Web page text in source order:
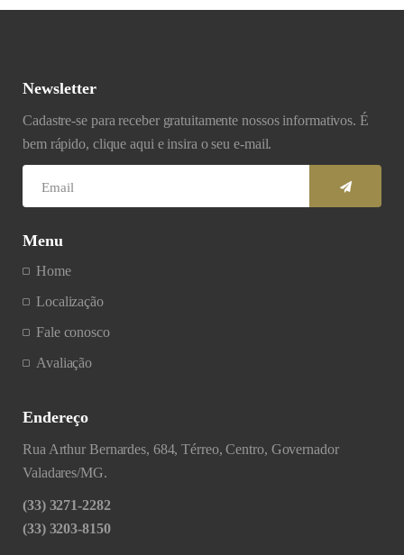
Newsletter
Cadastre-se para receber gratuitamente nossos informativos. É
bem rápido, clique aqui e insira o seu e-mail.
Menu
Home
Localização
Fale conosco
Avaliação
Endereço
Rua Arthur Bernardes, 684, Térreo, Centro, Governador
Valadares/MG.
(33) 3271-2282
(33) 3203-8150